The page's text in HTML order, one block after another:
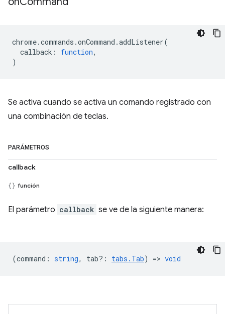
chrome.commands .onCommand .addListener(
callback : function,
)
Se activa cuando se activa un comando registrado con
una combinación de teclas.
PARÁMETROS
callback
función
El parámetro callback se ve de la siguiente manera:
(command : string, tab? : tabs.Tab) => void